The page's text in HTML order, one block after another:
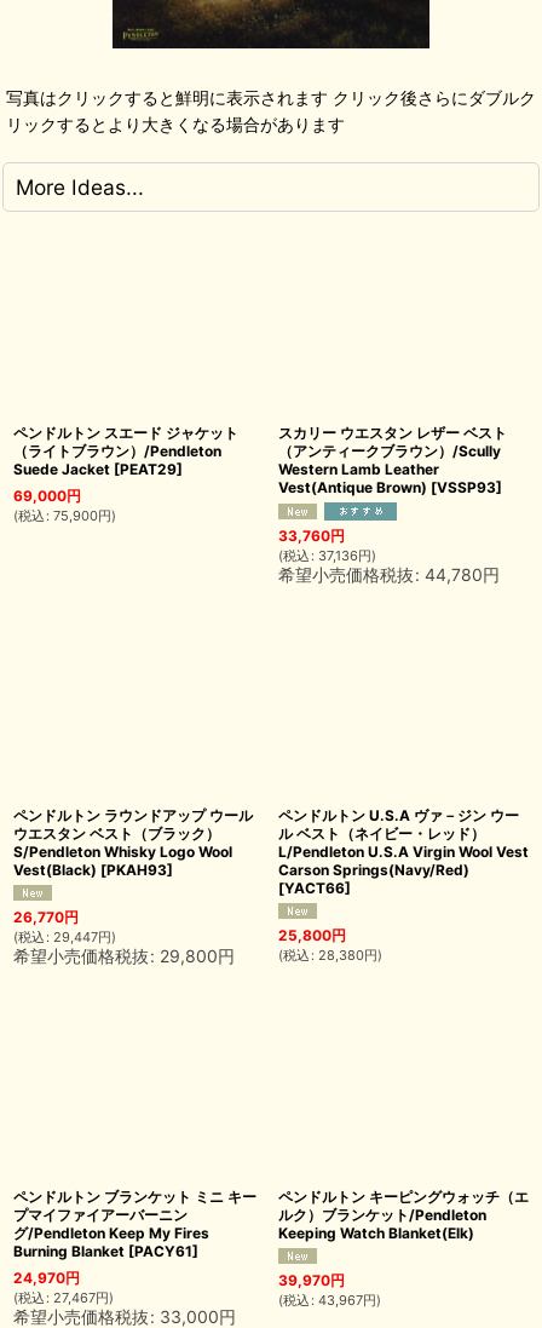
写真はクリックすると鮮明に表示されます クリック後さらにダブルク
リックするとより大きくなる場合があります
More Ideas...
ペンドルトン スエード ジャケット
（ライトブラウン）/Pendleton
Suede Jacket [PEAT29]
69,000円
(税込 : 75,900円)
スカリー ウエスタン レザー ベスト
（アンティークブラウン）/Scully
Western Lamb Leather
Vest(Antique Brown) [VSSP93]
33,760円
(税込 : 37,136円)
希望小売価格税抜: 44,780円
ペンドルトン ラウンドアップ ウール
ウエスタン ベスト（ブラック）
S/Pendleton Whisky Logo Wool
Vest(Black) [PKAH93]
26,770円
(税込 : 29,447円)
希望小売価格税抜: 29,800円
ペンドルトン U.S.A ヴァ－ジン ウー
ル ベスト（ネイビー・レッド）
L/Pendleton U.S.A Virgin Wool Vest
Carson Springs(Navy/Red)
[YACT66]
25,800円
(税込 : 28,380円)
ペンドルトン ブランケット ミニ キー
プマイファイアーバーニン
グ/Pendleton Keep My Fires
Burning Blanket [PACY61]
24,970円
(税込 : 27,467円)
希望小売価格税抜: 33,000円
ペンドルトン キーピングウォッチ（エ
ルク）ブランケット/Pendleton
Keeping Watch Blanket(Elk)
39,970円
(税込 : 43,967円)